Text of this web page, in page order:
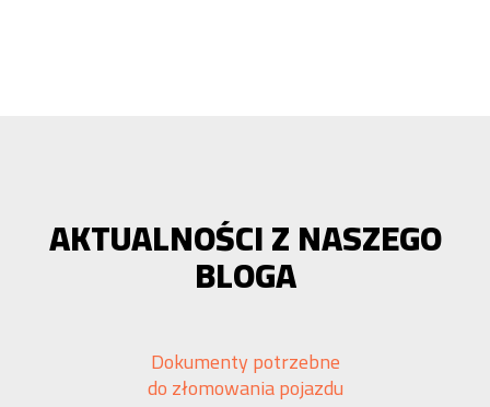
AKTUALNOŚCI Z NASZEGO
BLOGA
Dokumenty potrzebne
do złomowania pojazdu